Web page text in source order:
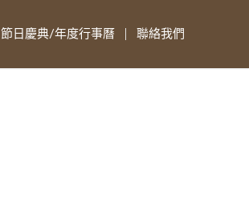
節日慶典/年度行事曆 聯絡我們